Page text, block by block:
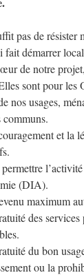
pas de résister
fait démarrer
de notre
sont pour les
nos usages,
et la
(DIA).
maximum
des
du bon
ou la